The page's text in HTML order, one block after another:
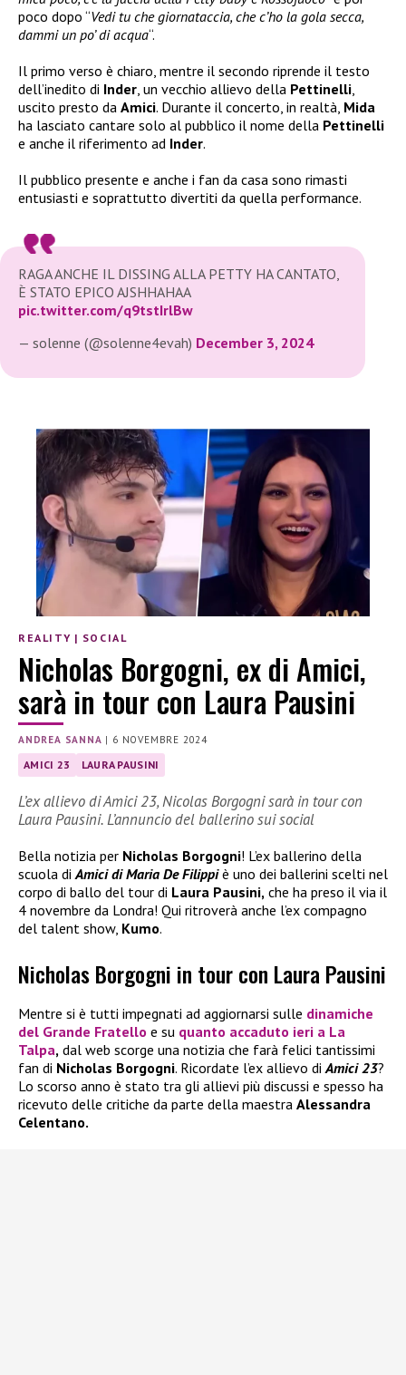
poco dopo “Vedi tu che giornataccia, che c’ho la gola secca,
dammi un po’ di acqua“.
Il primo verso è chiaro, mentre il secondo riprende il testo
dell’inedito di Inder , un vecchio allievo della Pettinelli
uscito presto da Amici. Durante il concerto, in realtà, Mida
ha lasciato cantare solo al pubblico il nome della Pettinelli
e anche il riferimento ad Inder.
Il pubblico presente e anche i fan da casa sono rimasti
entusiasti e soprattutto divertiti da quella performance.
RAGA ANCHE IL DISSING ALLA PETTY HA CANTATO,
È STATO EPICO AJSHHAHAA
pic.twitter.com/q9tstIrlBw
— solenne (@solenne4evah) December 3, 2024
REALITY | SOCIAL
Nicholas Borgogni, ex di Amici,
sarà in tour con Laura Pausini
ANDREA SANNA | 6 NOVEMBRE 2024
AMICI 23 LAURA PAUSINI
L’ex allievo di Amici 23, Nicolas Borgogni sarà in tour con
Laura Pausini. L’annuncio del ballerino sui social
Bella notizia per Nicholas Borgogni! L’ex ballerino della
scuola di Amici di Maria De Filippiè uno dei ballerini scelti nel
corpo di ballo del tour di Laura Pausini, che ha preso il via il
4 novembre da Londra! Qui ritroverà anche l’ex compagno
del talent show, Kumo.
Nicholas Borgogni in tour con Laura Pausini
Mentre si è tutti impegnati ad aggiornarsi sulle dinamiche
del Grande Fratello e su quanto accaduto ieri a La
Talpa, dal web scorge una notizia che farà felici tantissimi
fan di Nicholas Borgogni. Ricordate l’ex allievo diAmici 23?
Lo scorso anno è stato tra gli allievi più discussi e spesso ha
ricevuto delle critiche da parte della maestra Alessandra
Celentano.